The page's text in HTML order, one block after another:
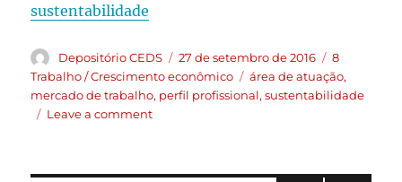
sustentabilidade
Depositório CEDS 27 de setembro de 2016
8
Trabalho / Crescimento econômico
área de atuação,
mercado de trabalho, perfil profissional,sustentabilidade
Leave a comment